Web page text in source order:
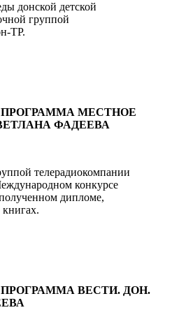
донской детской
группой
ТР.
МЕСТНОЕ
ФАДЕЕВА
телерадиокомпании
конкурсе
дипломе,
ВЕСТИ. ДОН.